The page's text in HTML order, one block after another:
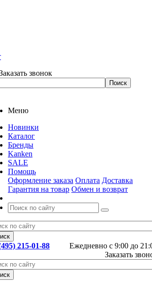
звонок
Меню
Новинки
Каталог
Бренды
Kanken
SALE
Помощь
Оформление заказа Оплата Доставка
Гарантия на товар Обмен и возврат
Ежедневно с 9:00 до
215-01-88
Заказать